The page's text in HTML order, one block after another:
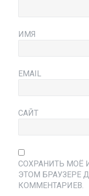
ИМЯ
EMAIL
САЙТ
СОХРАНИТЬ МОЁ
ЭТОМ БРАУЗЕРЕ
КОММЕНТАРИЕВ.